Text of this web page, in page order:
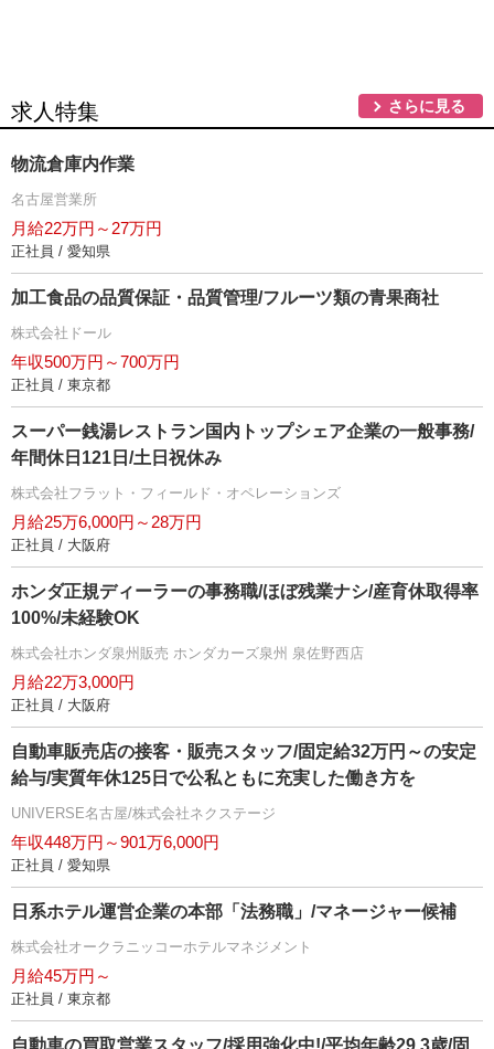
求人特集 さらに見る
物流倉庫内作業
名古屋営業所
月給22万円～27万円
正社員 / 愛知県
加工食品の品質保証・品質管理/フルーツ類の青果商社
株式会社ドール
年収500万円～700万円
正社員 / 東京都
スーパー銭湯レストラン国内トップシェア企業の一般事務/
年間休日121日/土日祝休み
株式会社フラット・フィールド・オペレーションズ
月給25万6,000円～28万円
正社員 / 大阪府
ホンダ正規ディーラーの事務職/ほぼ残業ナシ/産育休取得率
100%/未経験OK
株式会社ホンダ泉州販売 ホンダカーズ泉州 泉佐野西店
月給22万3,000円
正社員 / 大阪府
自動車販売店の接客・販売スタッフ/固定給32万円～の安定
給与/実質年休125日で公私ともに充実した働き方を
UNIVERSE名古屋/株式会社ネクステージ
年収448万円～901万6,000円
正社員 / 愛知県
日系ホテル運営企業の本部「法務職」/マネージャー候補
株式会社オークラニッコーホテルマネジメント
月給45万円～
正社員 / 東京都
自動車の買取営業スタッフ/採用強化中!/平均年齢29.3歳/固